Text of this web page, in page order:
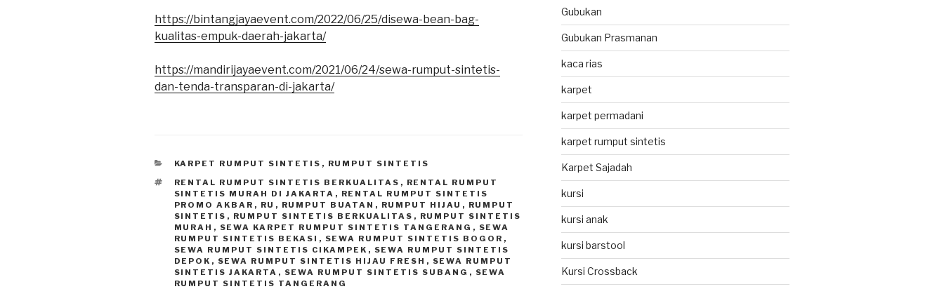
https://bintangjayaevent.com/2022/06/25/disewa-bean-bag-
kualitas-empuk-daerah-jakarta/
https://mandirijayaevent.com/2021/06/24/sewa-rumput-sintetis-
dan-tenda-transparan-di-jakarta/
KATEGORI
KARPET RUMPUT SINTETIS , RUMPUT SINTETIS
TAG
RENTAL RUMPUT SINTETIS BERKUALITAS , RENTAL RUMPUT
SINTETIS MURAH DI JAKARTA , RENTAL RUMPUT SINTETIS
PROMO AKBAR , RU , RUMPUT BUATAN , RUMPUT HIJAU , RUMPUT
SINTETIS , RUMPUT SINTETIS BERKUALITAS , RUMPUT SINTETIS
MURAH , SEWA KARPET RUMPUT SINTETIS TANGERANG , SEWA
RUMPUT SINTETIS BEKASI , SEWA RUMPUT SINTETIS BOGOR ,
SEWA RUMPUT SINTETIS CIKAMPEK , SEWA RUMPUT SINTETIS
DEPOK , SEWA RUMPUT SINTETIS HIJAU FRESH , SEWA RUMPUT
SINTETIS JAKARTA , SEWA RUMPUT SINTETIS SUBANG , SEWA
RUMPUT SINTETIS TANGERANG
Gubukan
Gubukan Prasmanan
kaca rias
karpet
karpet permadani
karpet rumput sintetis
Karpet Sajadah
kursi
kursi anak
kursi barstool
Kursi Crossback